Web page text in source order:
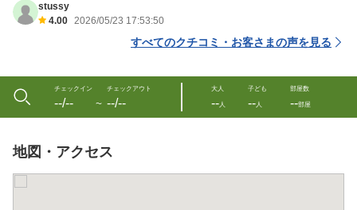
stussy
4.00 2026/05/23 17:53:50
すべてのクチコミ・お客さまの声を見る
チェックイン
--/-- 〜
チェックアウト
--/--
大人
--人
子ども
--人
部屋数
--部屋
地図・アクセス